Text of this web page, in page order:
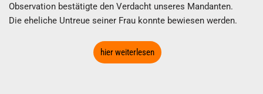
Observation bestätigte den Verdacht unseres Mandanten.
Die eheliche Untreue seiner Frau konnte bewiesen werden.
hier weiterlesen